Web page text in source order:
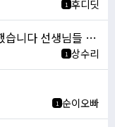
1 후디딧
집꺼 하다가 다시 복귀했습니다 선생님들 표도 질문 가능할까요!
1 상수리
1 순이오빠